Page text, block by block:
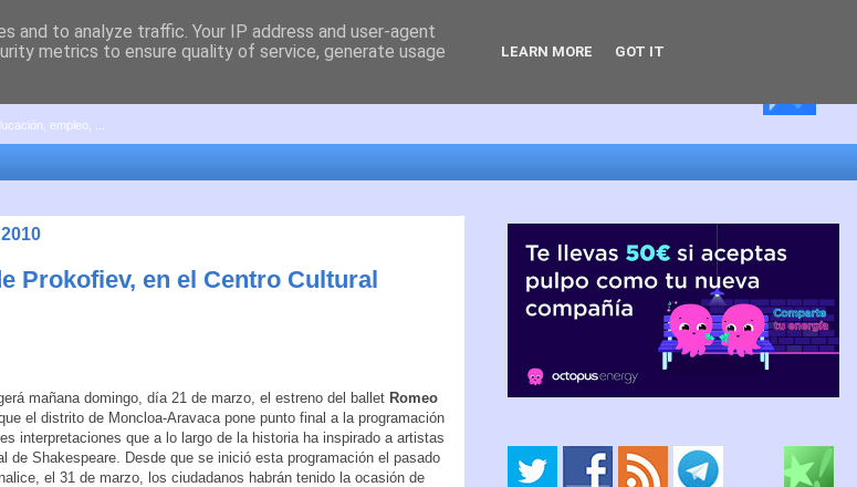
empleo, ...
Prokofiev, en el Centro Cultural
mañana domingo, día 21 de marzo, el estreno del ballet Romeo
que el distrito de Moncloa-Aravaca pone punto final a la programación
interpretaciones que a lo largo de la historia ha inspirado a artistas
de Shakespeare. Desde que se inició esta programación el pasado
el 31 de marzo, los ciudadanos habrán tenido la ocasión de
and to analyze traffic. Your IP address and user-agent
metrics to ensure quality of service, generate usage
LEARN MORE GOT IT